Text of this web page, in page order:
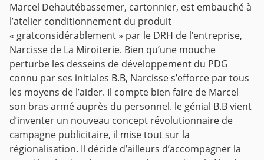
Marcel Dehautébassemer, cartonnier, est embauché à
l’atelier conditionnement du produit
« gratconsidérablement » par le DRH de l’entreprise,
Narcisse de La Miroiterie. Bien qu’une mouche
perturbe les desseins de développement du PDG
connu par ses initiales B.B, Narcisse s’efforce par tous
les moyens de l’aider. Il compte bien faire de Marcel
son bras armé auprès du personnel. le génial B.B vient
d’inventer un nouveau concept révolutionnaire de
campagne publicitaire, il mise tout sur la
régionalisation. Il décide d’ailleurs d’accompagner la